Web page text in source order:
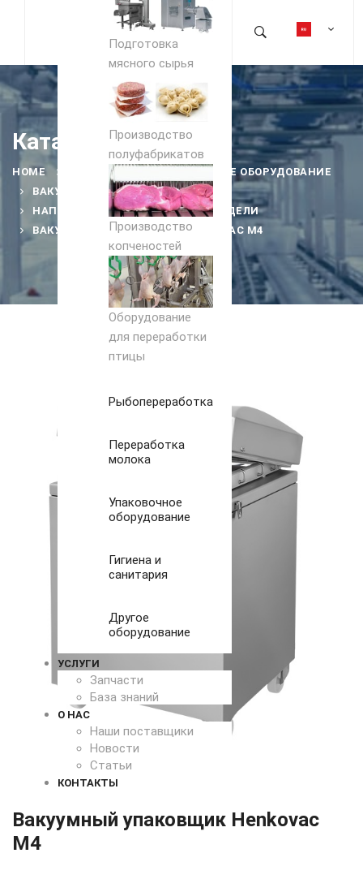
Подготовка
мясного сырья
Производство
полуфабрикатов
Производство
копченостей
Оборудование
для переработки
птицы
Рыбопереработка
Переработка
молока
Упаковочное
оборудование
Гигиена и
санитария
Другое
оборудование
УСЛУГИ
Запчасти
База знаний
О НАС
Наши поставщики
Новости
Статьи
КОНТАКТЫ
Каталог
HOME PRODUCTS
УПАКОВОЧНОЕ ОБОРУДОВАНИЕ
ВАКУУМ-УПАКОВОЧНЫЕ МАШИНЫ
НАПОЛЬНЫЕ ОДНОКАМЕРНЫЕ МОДЕЛИ
ВАКУУМНЫЙ УПАКОВЩИК HENKOVAC M4
Вакуумный упаковщик Henkovac
M4